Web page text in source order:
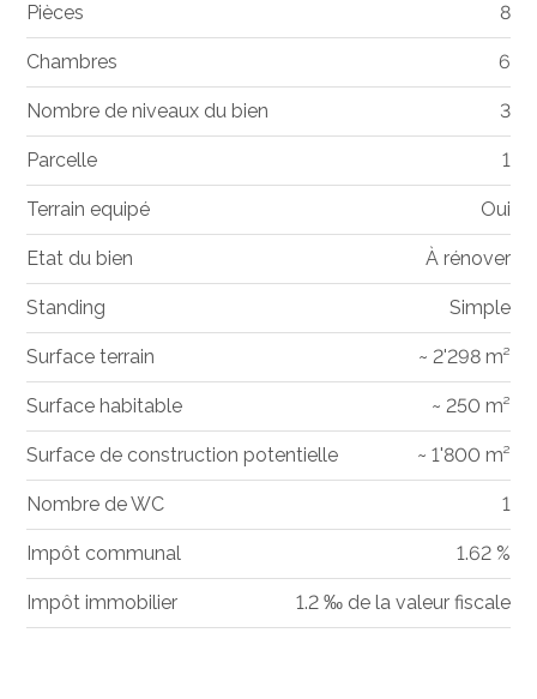
Pièces 8
Chambres 6
Nombre de niveaux du bien 3
Parcelle 1
Terrain equipé Oui
Etat du bien À rénover
Standing Simple
Surface terrain ~ 2'298 m²
Surface habitable ~ 250 m²
Surface de construction potentielle ~ 1'800 m²
Nombre de WC 1
Impôt communal 1.62 %
Impôt immobilier 1.2 ‰ de la valeur fiscale